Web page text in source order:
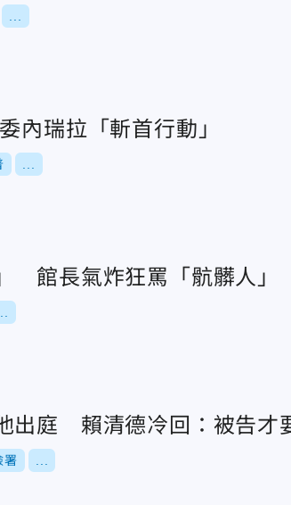
內瑞拉「斬首行動」
館長氣炸狂罵「骯髒人」
出庭 賴清德冷回：被告才
署